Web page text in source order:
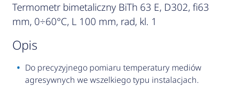
Termometr bimetaliczny BiTh 63 E, D302, fi63
mm, 0÷60°C, L 100 mm, rad, kl. 1
opis
Do precyzyjnego pomiaru temperatury mediów
agresywnych we wszelkiego typu instalacjach.